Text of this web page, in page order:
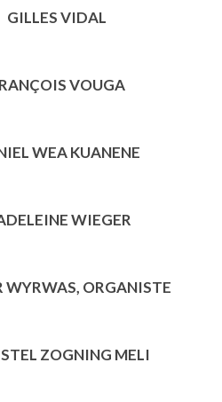
GILLES VIDAL
VOUGA
WEA KUANENE
WIEGER
WYRWAS, ORGANISTE
ZOGNING MELI